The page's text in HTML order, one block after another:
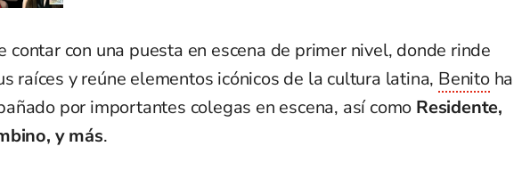
contar con una puesta en escena de primer nivel, donde rinde
raíces y reúne elementos icónicos de la cultura latina, Benitoha
por importantes colegas en escena, así como Residente,
y más.